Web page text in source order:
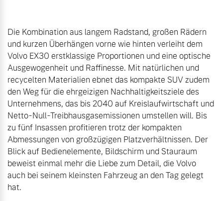
Die Kombination aus langem Radstand, großen Rädern
und kurzen Überhängen vorne wie hinten verleiht dem
Volvo EX30 erstklassige Proportionen und eine optische
Ausgewogenheit und Raffinesse. Mit natürlichen und
recycelten Materialien ebnet das kompakte SUV zudem
den Weg für die ehrgeizigen Nachhaltigkeitsziele des
Unternehmens, das bis 2040 auf Kreislaufwirtschaft und
Netto-Null-Treibhausgasemissionen umstellen will. Bis
zu fünf Insassen profitieren trotz der kompakten
Abmessungen von großzügigen Platzverhältnissen. Der
Blick auf Bedienelemente, Bildschirm und Stauraum
beweist einmal mehr die Liebe zum Detail, die Volvo
auch bei seinem kleinsten Fahrzeug an den Tag gelegt
hat.